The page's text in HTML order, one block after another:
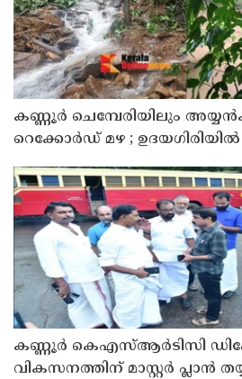
കണ്ണൂർ ചെമ്പേരിയിലും
റെക്കോർഡ് മഴ ; ഉദയഗിരിയിൽ
കണ്ണൂർ കെഎസ്ആർടിസി
വികസനത്തിന് മാസ്റ്റർ പ്ലാൻ